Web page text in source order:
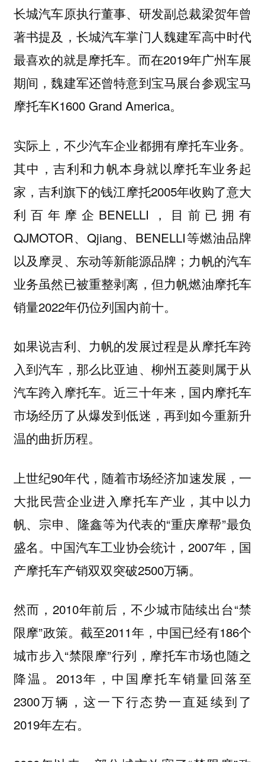
长城汽车原执行董事、研发副总裁梁贺年曾
著书提及，长城汽车掌门人魏建军高中时代
最喜欢的就是摩托车。而在2019年广州车展
期间，魏建军还曾特意到宝马展台参观宝马
摩托车K1600 Grand America。
实际上，不少汽车企业都拥有摩托车业务。
其中，吉利和力帆本身就以摩托车业务起
家，吉利旗下的钱江摩托2005年收购了意大
利百年摩企BENELLI，目前已拥有
QJMOTOR、Qjiang、BENELLI等燃油品牌
以及摩灵、东动等新能源品牌；力帆的汽车
业务虽然已被重整剥离，但力帆燃油摩托车
销量2022年仍位列国内前十。
如果说吉利、力帆的发展过程是从摩托车跨
入到汽车，那么比亚迪、柳州五菱则属于从
汽车跨入摩托车。近三十年来，国内摩托车
市场经历了从爆发到低迷，再到如今重新升
温的曲折历程。
上世纪90年代，随着市场经济加速发展，一
大批民营企业进入摩托车产业，其中以力
帆、宗申、隆鑫等为代表的“重庆摩帮”最负
盛名。中国汽车工业协会统计，2007年，国
产摩托车产销双双突破2500万辆。
然而，2010年前后，不少城市陆续出台“禁
限摩”政策。截至2011年，中国已经有186个
城市步入“禁限摩”行列，摩托车市场也随之
降温。2013年，中国摩托车销量回落至
2300万辆，这一下行态势一直延续到了
2019年左右。